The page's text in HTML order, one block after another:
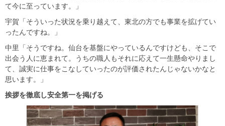
て今に至っています。」
宇賀「そういった状況を乗り越えて、東北の方でも事業を拡げてい
ったんですね。」
中里「そうですね。仙台を基盤にやっているんですけども、そこで
出会う人に恵まれて。うちの職人もそれに応えて一生懸命やりまし
て、誠実に仕事をこなしていったのが評価されたんじゃないかなと
思います。」
挨拶を徹底し安全第一を掲げる